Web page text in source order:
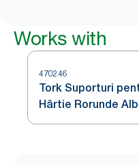
Works with
470246
Tork Suporturi
Hârtie Rorunde Alb